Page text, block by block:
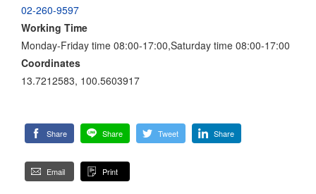
02-260-9597
Working Time
Monday-Friday time 08:00-17:00,Saturday time 08:00-17:00
Coordinates
13.7212583, 100.5603917
Share Share Tweet Share
Email Print